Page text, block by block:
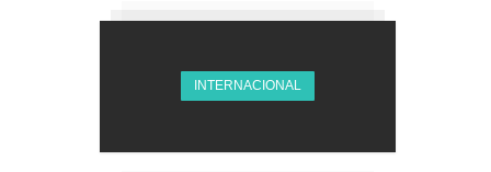
INTERNACIONAL